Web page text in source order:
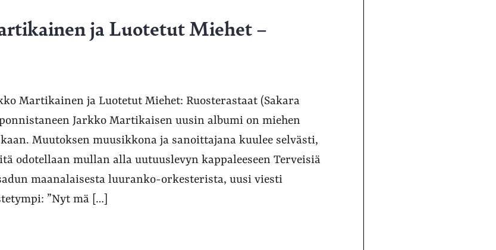
ja Luotetut Miehet –
Martikainen ja Luotetut Miehet: Ruosterastaat (Sakara
Jarkko Martikaisen uusin albumi on miehen
Muutoksen muusikkona ja sanoittajana kuulee selvästi,
odotellaan mullan alla uutuuslevyn kappaleeseen Terveisiä
maanalaisesta luuranko-orkesterista, uusi viesti
”Nyt mä […]